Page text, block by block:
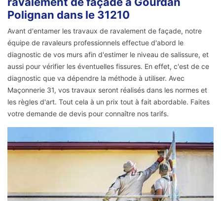
Polignan dans le 31210
Avant d'entamer les travaux de ravalement de façade, notre
équipe de ravaleurs professionnels effectue d'abord le
diagnostic de vos murs afin d'estimer le niveau de salissure, et
aussi pour vérifier les éventuelles fissures. En effet, c'est de ce
diagnostic que va dépendre la méthode à utiliser. Avec
Maçonnerie 31, vos travaux seront réalisés dans les normes et
les règles d'art. Tout cela à un prix tout à fait abordable. Faites
votre demande de devis pour connaître nos tarifs.